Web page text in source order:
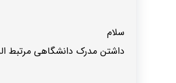
سلام
داشتن مدرک دانشگاهی مرتبط